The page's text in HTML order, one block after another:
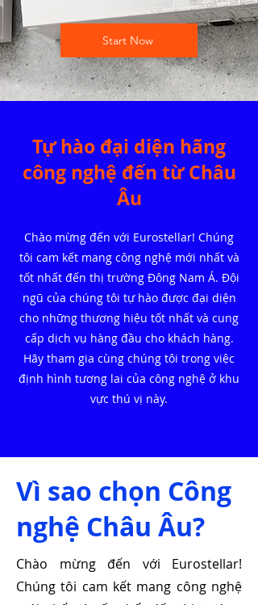
Start Now
Tự hào đại diện hãng
công nghệ đến từ Châu
Âu
Chào mừng đến với Eurostellar! Chúng
tôi cam kết mang công nghệ mới nhất và
tốt nhất đến thị trường Đông Nam Á. Đội
ngũ của chúng tôi tự hào được đại diện
cho những thương hiệu tốt nhất và cung
cấp dịch vụ hàng đầu cho khách hàng.
Hãy tham gia cùng chúng tôi trong việc
định hình tương lai của công nghệ ở khu
vực thú vị này.
Vì sao chọn Công
nghệ Châu Âu?
Chào mừng đến với Eurostellar!
Chúng tôi cam kết mang công nghệ